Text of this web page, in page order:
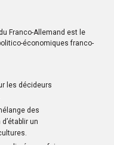
Franco-Allemand est le
économiques franco-
les décideurs
des
un